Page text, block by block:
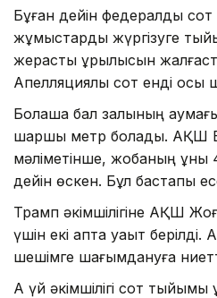
Бұған дейін федералдық сот
жұмыстарды жүргізуге
жерасты құрылысын
Апелляциялық сот енді осы
Болашақ бал залының
шаршы метр болады. АҚШ
мәліметінше, жобаның
дейін өскен. Бұл бастапқы
Трамп әкімшілігіне АҚШ
үшін екі апта уақыт
шешімге шағымдануға
Ақ үй әкімшілігі сот тыйымы